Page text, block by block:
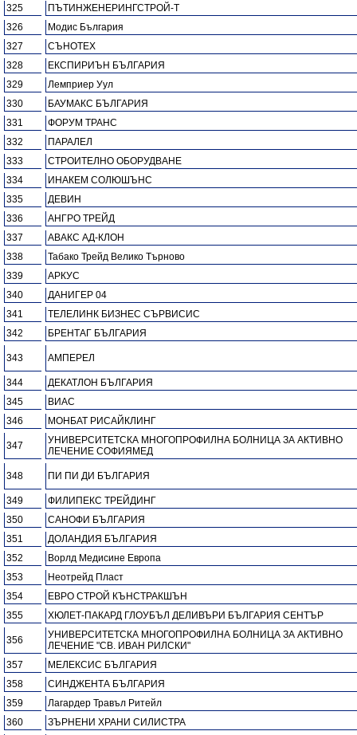
325
ПЪТИНЖЕНЕРИНГСТРОЙ-Т
326
Модис България
327
СЪНОТЕХ
328
ЕКСПИРИЪН БЪЛГАРИЯ
329
Лемприер Уул
330
БАУМАКС БЪЛГАРИЯ
331
ФОРУМ ТРАНС
332
ПАРАЛЕЛ
333
СТРОИТЕЛНО ОБОРУДВАНЕ
334
ИНАКЕМ СОЛЮШЪНС
335
ДЕВИН
336
АНГРО ТРЕЙД
337
АВАКС АД-КЛОН
338
Табако Трейд Велико Търново
339
АРКУС
340
ДАНИГЕР 04
341
ТЕЛЕЛИНК БИЗНЕС СЪРВИСИС
342
БРЕНТАГ БЪЛГАРИЯ
343 АМПЕРЕЛ
344
ДЕКАТЛОН БЪЛГАРИЯ
345
ВИАС
346
МОНБАТ РИСАЙКЛИНГ
347
УНИВЕРСИТЕТСКА МНОГОПРОФИЛНА БОЛНИЦА ЗА АКТИВНО
ЛЕЧЕНИЕ СОФИЯМЕД
348 ПИ ПИ ДИ БЪЛГАРИЯ
349
ФИЛИПЕКС ТРЕЙДИНГ
350
САНОФИ БЪЛГАРИЯ
351
ДОЛАНДИЯ БЪЛГАРИЯ
352
Ворлд Медисине Европа
353
Неотрейд Пласт
354
ЕВРО СТРОЙ КЪНСТРАКШЪН
355
ХЮЛЕТ-ПАКАРД ГЛОУБЪЛ ДЕЛИВЪРИ БЪЛГАРИЯ СЕНТЪР
356
УНИВЕРСИТЕТСКА МНОГОПРОФИЛНА БОЛНИЦА ЗА АКТИВНО
ЛЕЧЕНИЕ "СВ. ИВАН РИЛСКИ"
357
МЕЛЕКСИС БЪЛГАРИЯ
358
СИНДЖЕНТА БЪЛГАРИЯ
359
Лагардер Травъл Ритейл
360
ЗЪРНЕНИ ХРАНИ СИЛИСТРА